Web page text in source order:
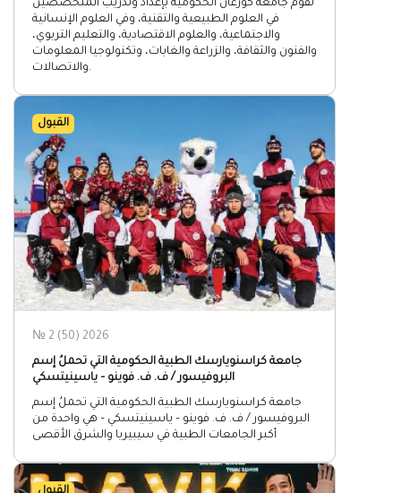
تقوم جامعة كورغان الحكومية بإعداد وتدريب المتخصصين
في العلوم الطبيعية والتقنية، وفي العلوم الإنسانية
والاجتماعية، والعلوم الاقتصادية، والتعليم التربوي،
والفنون والثقافة، والزراعة والغابات، وتكنولوجيا المعلومات
والاتصالات.
القبول
№ 2 (50) 2026
جامعة كراسنويارسك الطبية الحكومية التي تحملُ إسم
البروفيسور / ف. ف. فوينو – ياسينيتسكي
جامعة كراسنويارسك الطبية الحكومية التي تحملُ إسم
البروفيسور / ف. ف. فوينو – ياسينيتسكي – هي واحدة من
أكبر الجامعات الطبية في سيبيريا والشرق الأقصى